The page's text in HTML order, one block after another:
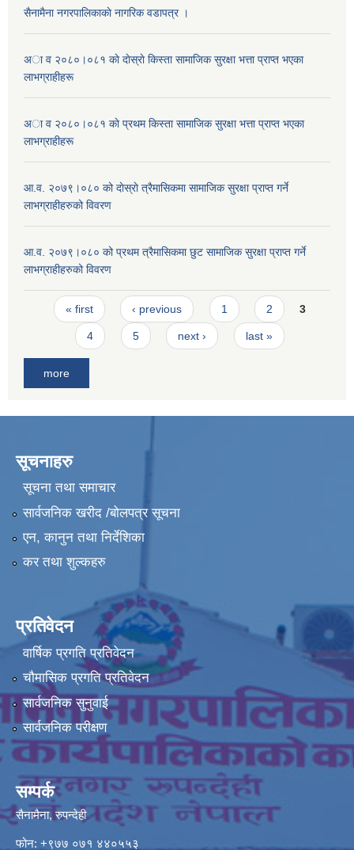
सैनामैना नगरपालिकाकाे नागरिक वडापत्र ।
अा व २०८०।०८१ काे दाेस्राे किस्ता सामाजिक सुरक्षा भत्ता प्राप्त भएका
लाभग्राहीहरू
अा व २०८०।०८१ काे प्रथम किस्ता सामाजिक सुरक्षा भत्ता प्राप्त भएका
लाभग्राहीहरू
आ.व. २०७९।०८० को दाेस्राे त्रैमासिकमा सामाजिक सुरक्षा प्राप्त गर्ने
लाभग्राहीहरुको विवरण
आ.व. २०७९।०८० को प्रथम त्रैमासिकमा छुट सामाजिक सुरक्षा प्राप्त गर्ने
लाभग्राहीहरुको विवरण
Pages
« first ‹ previous 1 2 3
4 5 next › last »
more
सूचनाहरु
सूचना तथा समाचार
सार्वजनिक खरीद /बोलपत्र सूचना
एन, कानुन तथा निर्देशिका
कर तथा शुल्कहरु
प्रतिवेदन
वार्षिक प्रगति प्रतिवेदन
चौमासिक प्रगति प्रतिवेदन
सार्वजनिक सुनुवाई
सार्वजनिक परीक्षण
सम्पर्क
सैनामैना, रुपन्देही
फोन: +९७७ ०७१ ४४०५५३